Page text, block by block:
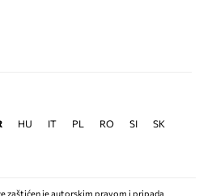
HU IT PL RO SI
SK
zaštićen je autorskim pravom i pripada